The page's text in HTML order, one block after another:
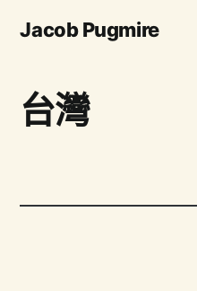
Jacob Pugmire
台灣